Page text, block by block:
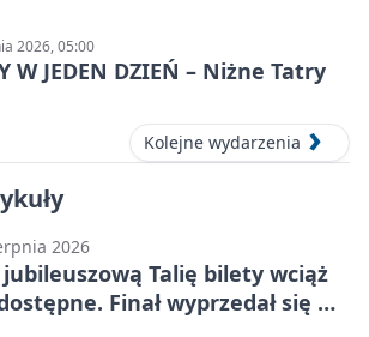
2026, 05:00
W JEDEN DZIEŃ – Niżne Tatry
Kolejne wydarzenia
2026
Talię bilety wciąż
Finał wyprzedał się w